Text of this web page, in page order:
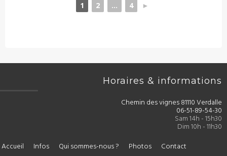
1 2 ... 4 ►
Horaires & informations
Chemin des vignes 81110 Verdalle
06-51-89-54-30
Sam 14h - 15h30
Dim 10h - 11h30
Accueil
Infos Qui sommes-nous ? Photos Contact